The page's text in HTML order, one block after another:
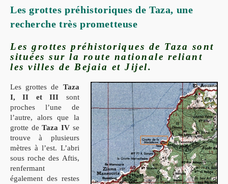
Les grottes préhistoriques de Taza, une
recherche très prometteuse
Les grottes préhistoriques de Taza sont
situées sur la route nationale reliant
les villes de Bejaia et Jijel.
Les grottes de Taza
I, II et III sont
proches l’une de
l’autre, alors que la
grotte deTaza IVse
trouve à plusieurs
mètres à l’est. L’abri
sous roche des Aftis,
renfermant
également des restes